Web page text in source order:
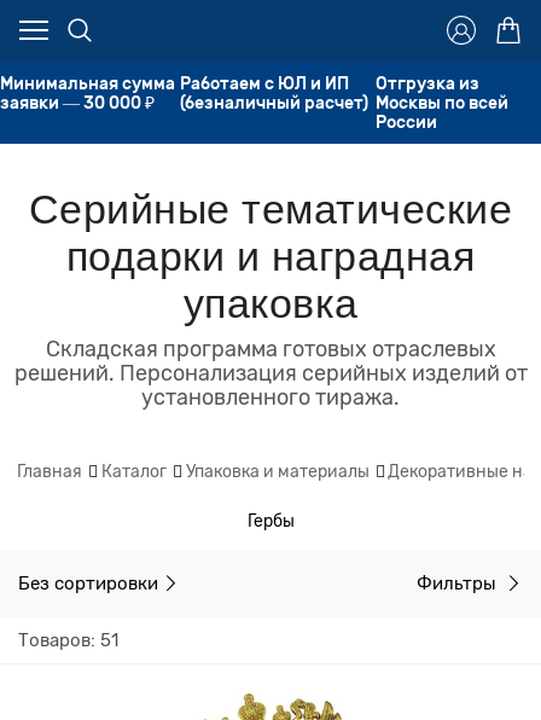
Минимальная сумма
заявки — 30 000 ₽
Работаем с ЮЛ и ИП
(безналичный расчет)
Отгрузка из
Москвы по всей
России
Серийные тематические
подарки и наградная
упаковка
Складская программа готовых отраслевых
решений. Персонализация серийных изделий от
установленного тиража.
Главная Каталог Упаковка и материалы Декоративные
Гербы
Без сортировки Фильтры
Товаров: 51